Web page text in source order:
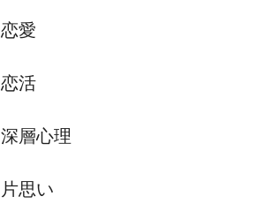
恋愛
恋活
深層心理
片思い